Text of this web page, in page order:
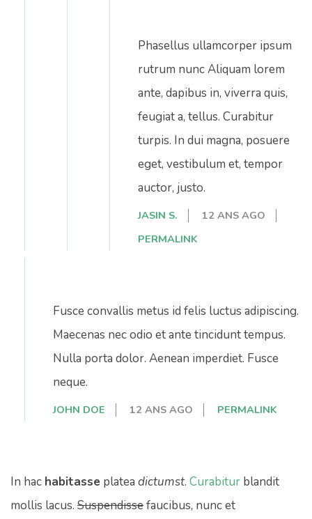
Phasellus ullamcorper ipsum
rutrum nunc Aliquam lorem
ante, dapibus in, viverra quis,
feugiat a, tellus. Curabitur
turpis. In dui magna, posuere
eget, vestibulum et, tempor
auctor, justo.
JASIN S.
12 ANS AGO
PERMALINK
Fusce convallis metus id felis luctus adipiscing.
Maecenas nec odio et ante tincidunt tempus.
Nulla porta dolor. Aenean imperdiet. Fusce
neque.
JOHN DOE 12 ANS AGO PERMALINK
In hac habitasse platea dictumst. Curabitur blandit
mollis lacus. Suspendissefaucibus, nunc et